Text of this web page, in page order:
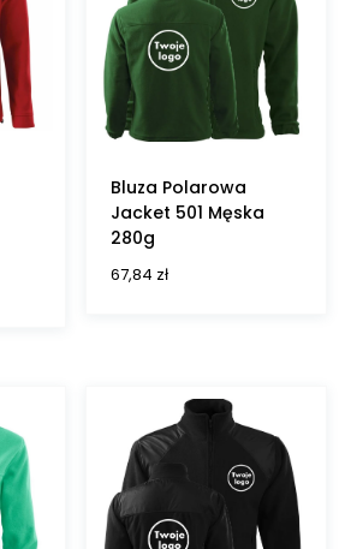
Bluza Polarowa
Jacket 501 Męska
280g
67,84 zł